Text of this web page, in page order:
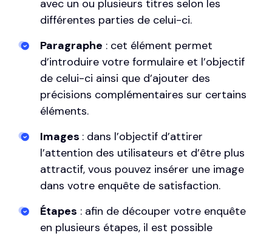
avec un ou plusieurs titres selon les
différentes parties de celui-ci.
Paragraphe : cet élément permet
d’introduire votre formulaire et l’objectif
de celui-ci ainsi que d’ajouter des
précisions complémentaires sur certains
éléments.
Images : dans l’objectif d’attirer
l’attention des utilisateurs et d’être plus
attractif, vous pouvez insérer une image
dans votre enquête de satisfaction.
Étapes : afin de découper votre enquête
en plusieurs étapes, il est possible